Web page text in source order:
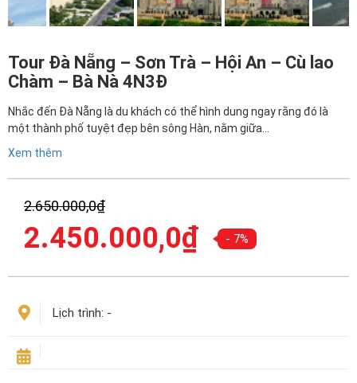
Tour Đà Nẵng – Sơn Trà – Hội An – Cù lao
Chàm – Bà Nà 4N3Đ
Nhắc đến Đà Nẵng là du khách có thể hình dung ngay rằng đó là
một thành phố tuyệt đẹp bên sông Hàn, nằm giữa…
Xem thêm
2.650.000,0₫Giá
là:
2.650.000,0₫.
2.450.000,0₫ hiện
là:
- 7%
Lịch trình: -